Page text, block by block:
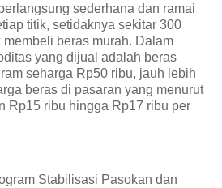
sederhana dan ramai
titik, setidaknya sekitar 300
beras murah. Dalam
yang dijual adalah beras
seharga Rp50 ribu, jauh lebih
beras di pasaran yang menurut
Rp15 ribu hingga Rp17 ribu per
Stabilisasi Pasokan dan